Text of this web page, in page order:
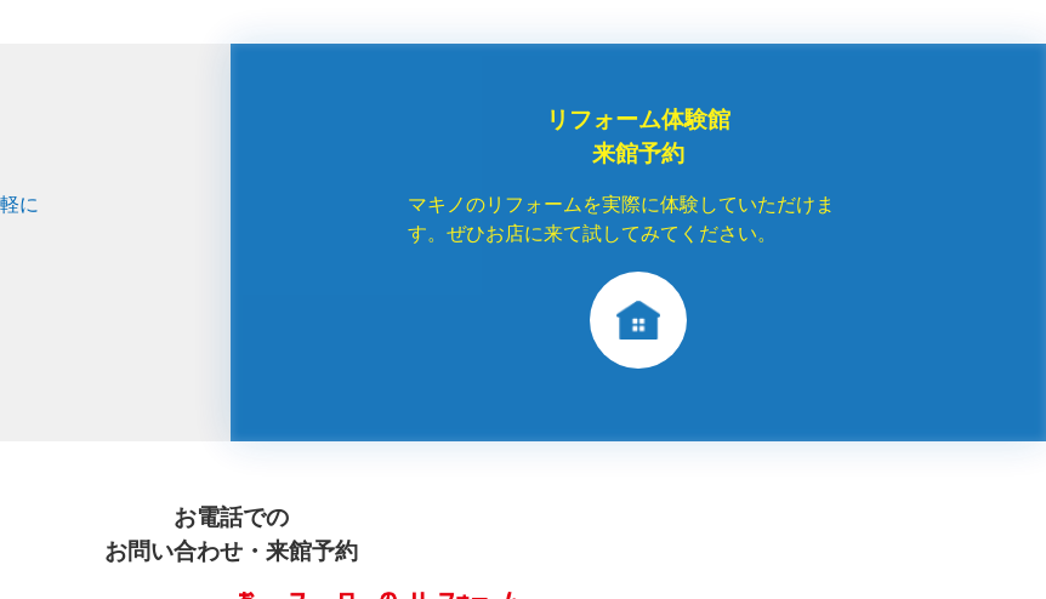
に
リフォーム体験館
来館予約
マキノのリフォームを実際に体験していただけま
す。ぜひお店に来て試してみてください。
お電話での
お問い合わせ・来館予約